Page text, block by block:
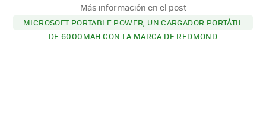
Más información en el post
MICROSOFT PORTABLE POWER, UN CARGADOR PORTÁTIL
DE 6000MAH CON LA MARCA DE REDMOND